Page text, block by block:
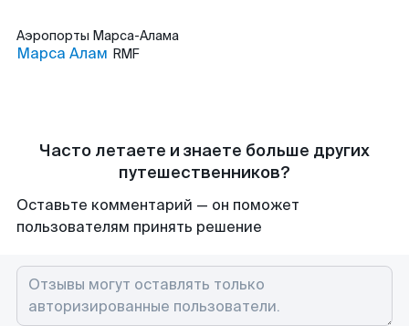
Аэропорты Марса-Алама
Марса Алам RMF
Часто летаете и знаете больше других
путешественников?
Оставьте комментарий — он поможет
пользователям принять решение